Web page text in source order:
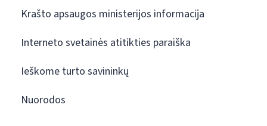
Krašto apsaugos ministerijos informacija
Interneto svetainės atitikties paraiška
Ieškome turto savininkų
Nuorodos